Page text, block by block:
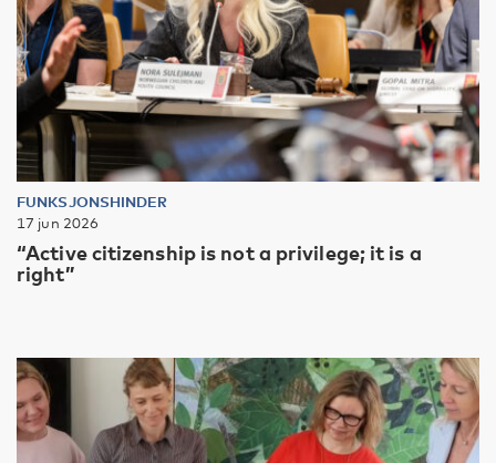
FUNKSJONSHINDER
17 jun 2026
“Active citizenship is not a privilege; it is a
right”